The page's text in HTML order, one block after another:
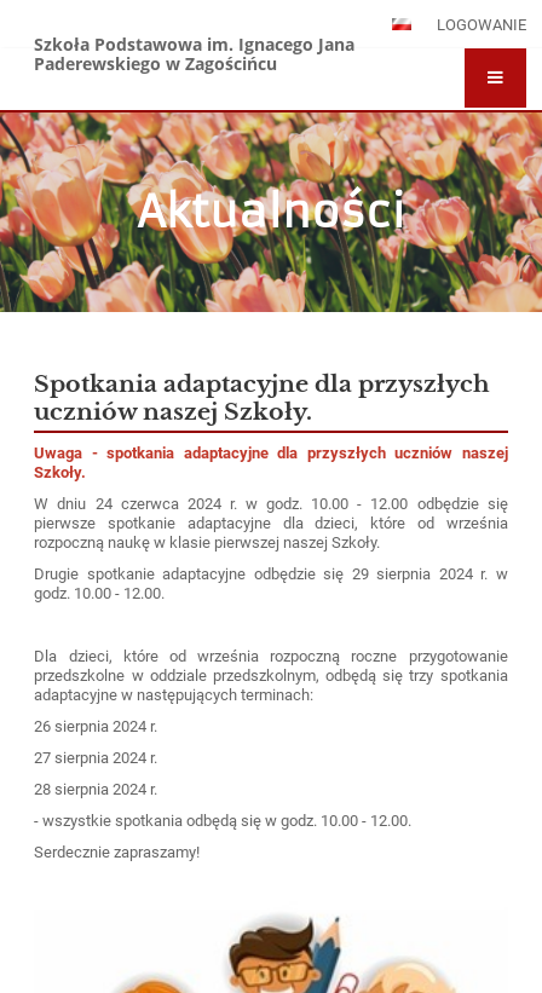
LOGOWANIE
Szkoła Podstawowa im. Ignacego Jana
Paderewskiego w Zagościńcu
Aktualności
Spotkania adaptacyjne dla przyszłych
uczniów naszej Szkoły.
Uwaga - spotkania adaptacyjne dla przyszłych uczniów naszej
Szkoły.
W dniu 24 czerwca 2024 r. w godz. 10.00 - 12.00 odbędzie się
pierwsze spotkanie adaptacyjne dla dzieci, które od września
rozpoczną naukę w klasie pierwszej naszej Szkoły.
Drugie spotkanie adaptacyjne odbędzie się 29 sierpnia 2024 r. w
godz. 10.00 - 12.00.
Dla dzieci, które od września rozpoczną roczne przygotowanie
przedszkolne w oddziale przedszkolnym, odbędą się trzy spotkania
adaptacyjne w następujących terminach:
26 sierpnia 2024 r.
27 sierpnia 2024 r.
28 sierpnia 2024 r.
- wszystkie spotkania odbędą się w godz. 10.00 - 12.00.
Serdecznie zapraszamy!